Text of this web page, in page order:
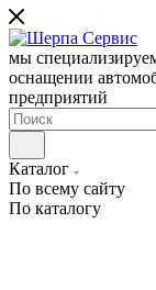
мы
оснащении
предприятий
Каталог
По всему сайту
По каталогу